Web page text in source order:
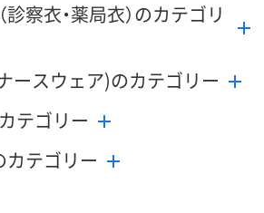
へ カゴへ カ
診察衣・薬局衣）のカテゴリ
ースウェア)のカテゴリー
テゴリー
カテゴリー